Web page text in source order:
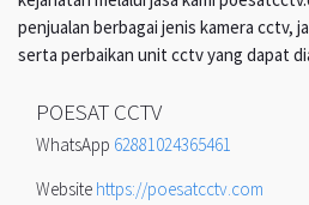
penjualan berbagai jenis kamera cctv,
serta perbaikan unit cctv yang dapat
POESAT CCTV
WhatsApp 62881024365461
Website https://poesatcctv.com